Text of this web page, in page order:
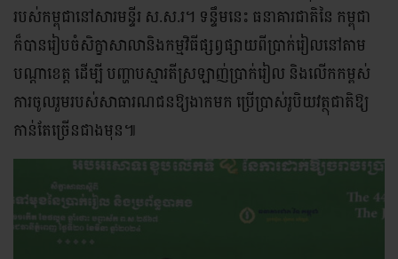
របស់កម្ពុជានៅសារមន្ទីរ ស.ស.រ។ ទន្ទឹមនេះ ធនាគារជាតិនៃ កម្ពុជា
ក៏បានរៀបចំសិក្ខាសាលានិងកម្មវិធីផ្សព្វផ្សាយពីប្រាក់រៀលនៅតាម
បណ្តាខេត្ត ដើម្បី បញ្ហាបស្មារតីស្រឡាញ់ប្រាក់រៀល និងលើកកម្ពស់
ការចូលរួមរបស់សាធារណជនឱ្យងាកមក ប្រើប្រាស់រូបិយវត្ថុជាតិឱ្យ
កាន់តែច្រើនជាងមុន៕